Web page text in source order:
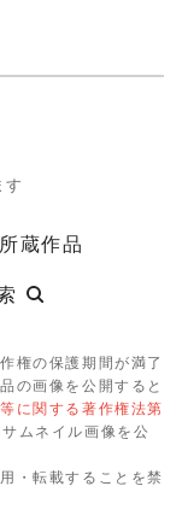
蔵作品
権の保護期間が満了
の画像を公開すると
に関する著作権法第
ムネイル画像を公
・転載することを禁